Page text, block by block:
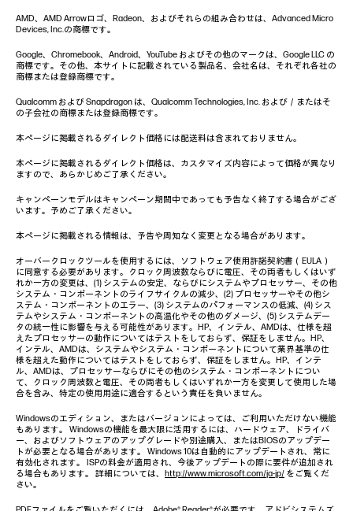
AMD、AMD Arrowロゴ、Radeon、およびそれらの組み合わせは、Advanced Micro
Devices, Inc.の商標です。
Google、Chromebook、Android、YouTube およびその他のマークは、Google LLC の
商標です。その他、本サイトに記載されている製品名、会社名は、それぞれ各社の
商標または登録商標です。
Qualcomm および Snapdragon は、Qualcomm Technologies, Inc. および／またはそ
の子会社の商標または登録商標です。
本ページに掲載されるダイレクト価格には配送料は含まれておりません。
本ページに掲載されるダイレクト価格は、カスタマイズ内容によって価格が異なり
ますので、あらかじめご了承ください。
キャンペーンモデルはキャンペーン期間中であっても予告なく終了する場合がござ
います。予めご了承ください。
本ページに掲載される情報は、予告や周知なく変更となる場合があります。
オーバークロックツールを使用するには、ソフトウェア使用許諾契約書（EULA）
に同意する必要があります。クロック周波数ならびに電圧、その両者もしくはいず
れか一方の変更は、(1) システムの安定、ならびにシステムやプロセッサー、その他
システム・コンポーネントのライフサイクルの減少、(2) プロセッサーやその他シ
ステム・コンポーネントのエラー、(3) システムのパフォーマンスの低減、(4) シス
テムやシステム・コンポーネントの高温化やその他のダメージ、(5) システムデー
タの統一性に影響を与える可能性があります。HP、インテル、AMDは、仕様を超
えたプロセッサーの動作についてはテストをしておらず、保証をしません。HP、
インテル、AMDは、システムやシステム・コンポーネントについて業界基準の仕
様を超えた動作についてはテストをしておらず、保証をしません。HP、インテ
ル、AMDは、プロセッサーならびにその他のシステム・コンポーネントについ
て、クロック周波数と電圧、その両者もしくはいずれか一方を変更して使用した場
合を含み、特定の使用用途に適合するという責任を負いません。
Windowsのエディション、またはバージョンによっては、ご利用いただけない機能
もあります。 Windowsの機能を最大限に活用するには、ハードウェア、ドライバ
ー、およびソフトウェアのアップグレードや別途購入、またはBIOSのアップデー
トが必要となる場合があります。 Windows 10は自動的にアップデートされ、常に
有効化されます。 ISPの料金が適用され、今後アップデートの際に要件が追加され
る場合もあります。 詳細については、 http://www.microsoft.com/ja-jp/ をご覧くだ
さい。